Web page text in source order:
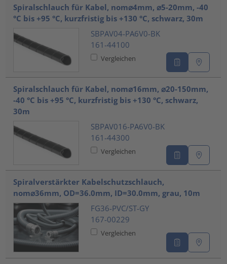
Spiralschlauch für Kabel, nom⌀4mm, ⌀5-20mm, -40
°C bis +95 °C, kurzfristig bis +130 °C, schwarz, 30m
SBPAV04-PA6V0-BK
161-44100
Vergleichen
Spiralschlauch für Kabel, nom⌀16mm, ⌀20-150mm,
-40 °C bis +95 °C, kurzfristig bis +130 °C, schwarz,
30m
SBPAV016-PA6V0-BK
161-44300
Vergleichen
Spiralverstärkter Kabelschutzschlauch,
nom⌀36mm, OD=36.0mm, ID=30.0mm, grau, 10m
FG36-PVC/ST-GY
167-00229
Vergleichen